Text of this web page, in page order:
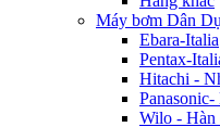
Máy bơm Dân
Ebara-Italia
Pentax-
Hitachi -
Panasonic-
Wilo - Hàn